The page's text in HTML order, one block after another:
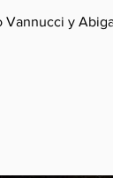
Vannucci y